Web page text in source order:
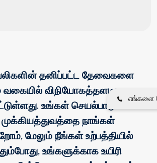
தனிப்பட்ட தேவைகளை
வகையில் விநியோகத்தளமானது
உங்கள் செயல்பாடுகளில்
நாங்கள்
மேலும் நீங்கள் உற்பத்தியில்
​​உங்களுக்காக உயிரி
எங்களை